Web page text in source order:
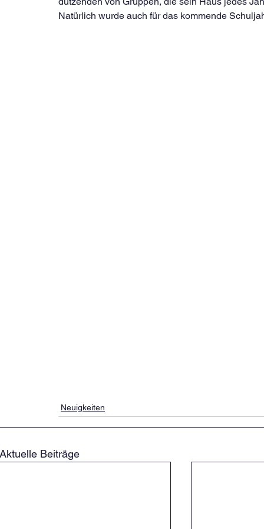
Natürlich wurde auch für das kommende
Neuigkeiten
Aktuelle Beiträge